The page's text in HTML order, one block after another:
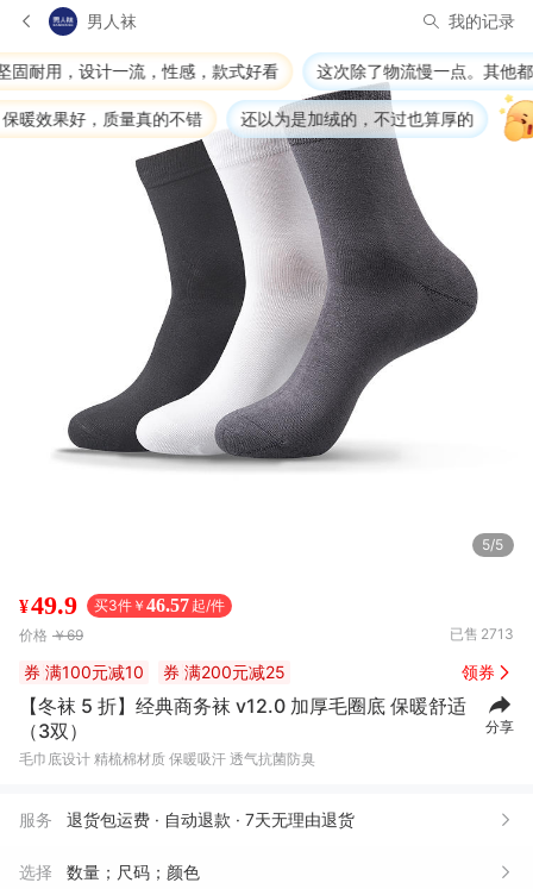
男人袜 我的记录
款式好看
还以为是加绒的，不过也算厚的
这次除了物流慢一点。其他都很好
吸汗透气不闷脚
怀念十多
5/5
¥49.9 买3件￥ 46.57 起/件
价格 ￥69 已售 2713
券 满100元减10 券 满200元减25 领券
【冬袜 5 折】经典商务袜 v12.0 加厚毛圈底 保暖舒适
（3双）
毛巾底设计 精梳棉材质 保暖吸汗 透气抗菌防臭
分享
服务 退货包运费 · 自动退款 · 7天无理由退货
选择 数量；尺码；颜色